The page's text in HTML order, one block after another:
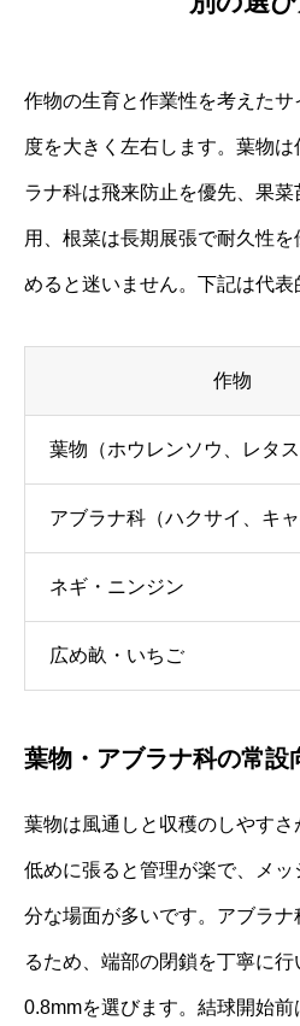
作物の生育と作業性を考えた
度を大きく左右します。葉物
ラナ科は飛来防止を優先、果
用、根菜は長期展張で耐久性
めると迷いません。下記は代表
作物
葉物（ホウレンソウ、レタス
アブラナ科（ハクサイ、キャ
ネギ・ニンジン
広め畝・いちご
葉物・アブラナ科の常設
葉物は風通しと収穫のしやす
低めに張ると管理が楽で、メ
分な場面が多いです。アブラ
るため、端部の閉鎖を丁寧に
0.8mmを選びます。結球開始